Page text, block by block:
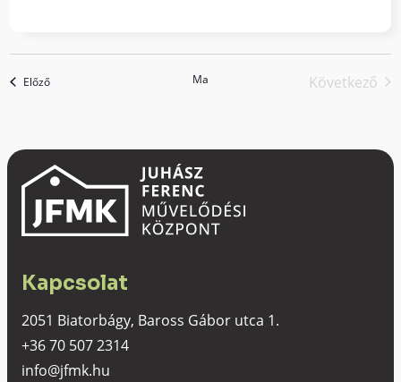
Előzőesemények Ma
Következő
Kapcsolat
2051 Biatorbágy, Baross Gábor utca 1.
+36 70 507 2314
info@jfmk.hu